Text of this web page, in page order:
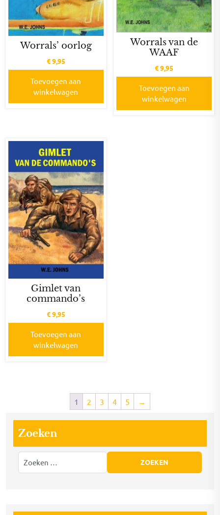
Worrals’ oorlog
€9,95
Toevoegen aan
winkelwagen
Worrals van de
WAAF
€9,95
Toevoegen aan
winkelwagen
Gimlet van
commando’s
€9,95
Toevoegen aan
winkelwagen
1 2 3 4 5 →
Zoeken